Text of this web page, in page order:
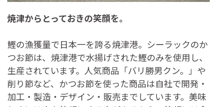
焼津からとっておきの笑顔を。
鰹の漁獲量で日本一を誇る焼津港。シーラックのか
つお節は、焼津港で水揚げされた鰹のみを使用し、
生産されています。人気商品「バリ勝男クン。」や
削り節など、かつお節を使った商品は自社で開発・
加工・製造・デザイン・販売までしています。美味